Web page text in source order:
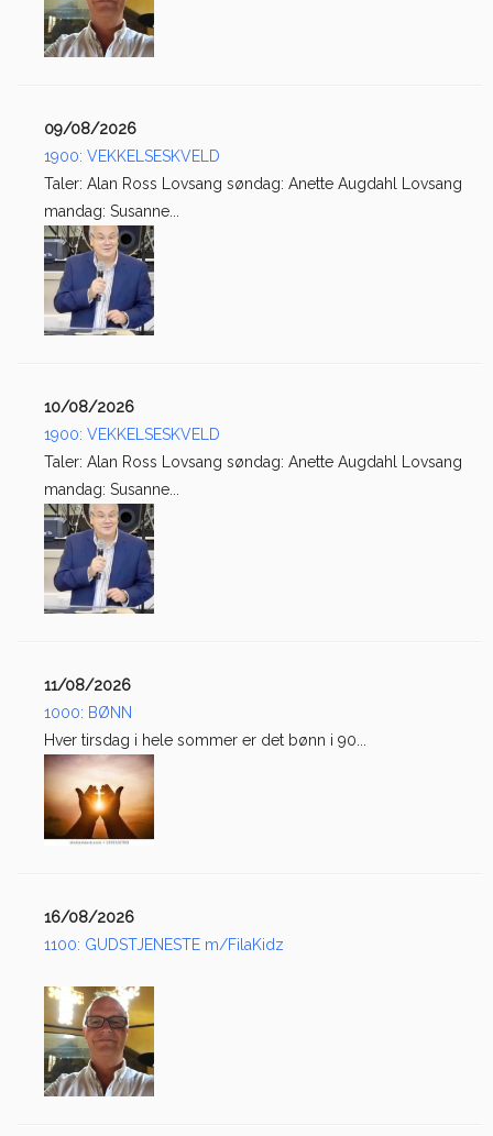
09/08/2026
1900: VEKKELSESKVELD
Taler: Alan Ross Lovsang søndag: Anette Augdahl Lovsang
mandag: Susanne...
10/08/2026
1900: VEKKELSESKVELD
Taler: Alan Ross Lovsang søndag: Anette Augdahl Lovsang
mandag: Susanne...
11/08/2026
1000: BØNN
Hver tirsdag i hele sommer er det bønn i 90...
16/08/2026
1100: GUDSTJENESTE m/FilaKidz